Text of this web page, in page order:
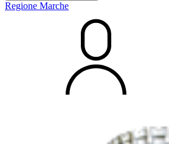
Regione Marche